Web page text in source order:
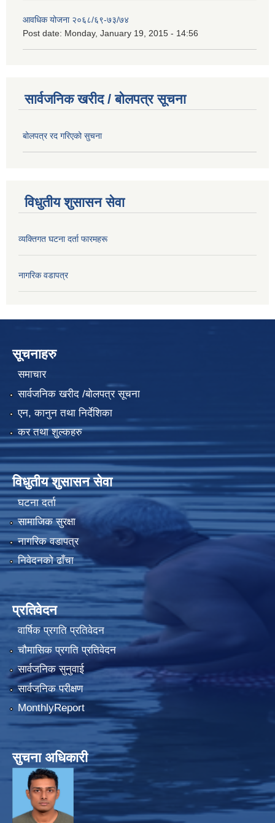
आवधिक योजना २०६८/६९-७३/७४
Post date: Monday, January 19, 2015 - 14:56
सार्वजनिक खरीद / बोलपत्र सूचना
बोलपत्र रद गरिएको सुचना
विधुतीय शुसासन सेवा
व्यक्तिगत घटना दर्ता फारमहरू
नागरिक वडापत्र
सूचनाहरु
समाचार
सार्वजनिक खरीद /बोलपत्र सूचना
एन, कानुन तथा निर्देशिका
कर तथा शुल्कहरु
विधुतीय शुसासन सेवा
घटना दर्ता
सामाजिक सुरक्षा
नागरिक वडापत्र
निवेदनको ढाँचा
प्रतिवेदन
वार्षिक प्रगति प्रतिवेदन
चौमासिक प्रगति प्रतिवेदन
सार्वजनिक सुनुवाई
सार्वजनिक परीक्षण
MonthlyReport
सुचना अधिकारी